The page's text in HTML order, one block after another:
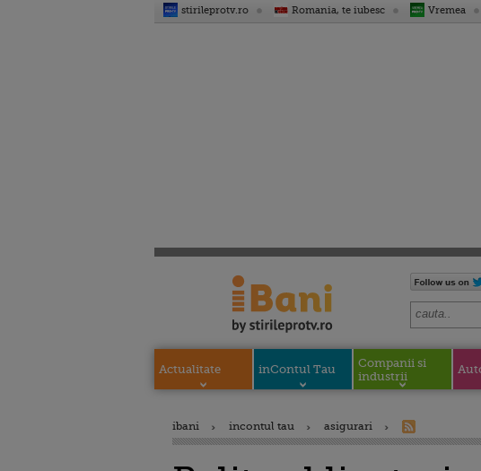
stirileprotv.ro Romania, te iubesc Vremea
Actualitate inContul Tau
Companii si
industrii
ibani incontul tau asigurari